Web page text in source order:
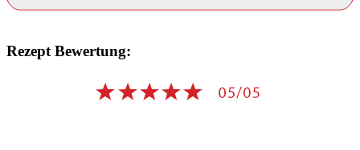
Rezept Bewertung: